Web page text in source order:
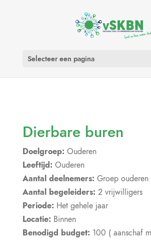
Selecteer een pagina
Dierbare buren
Doelgroep: Ouderen
Leeftijd: Ouderen
Aantal deelnemers: Groep ouderen
Aantal begeleiders: 2 vrijwilligers
Periode: Het gehele jaar
Locatie: Binnen
Benodigd budget: 100 ( aanschaf